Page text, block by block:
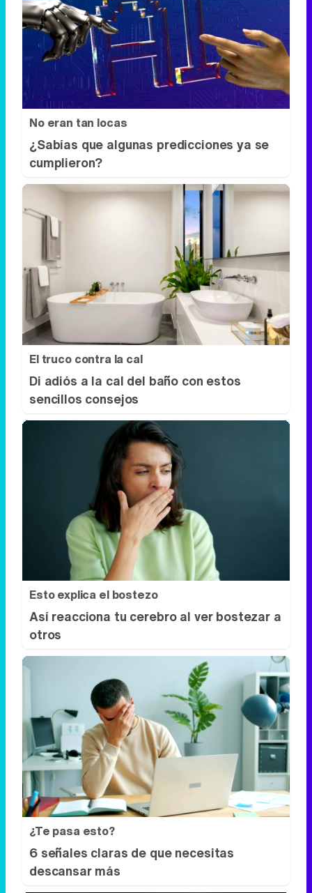
No eran tan locas
¿Sabías que algunas predicciones ya se
cumplieron?
El truco contra la cal
Di adiós a la cal del baño con estos
sencillos consejos
Esto explica el bostezo
Así reacciona tu cerebro al ver bostezar a
¿Te pasa esto?
6 señales claras de que necesitas
descansar más